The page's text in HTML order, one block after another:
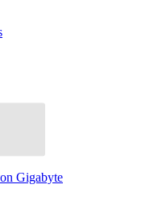
Gigabyte